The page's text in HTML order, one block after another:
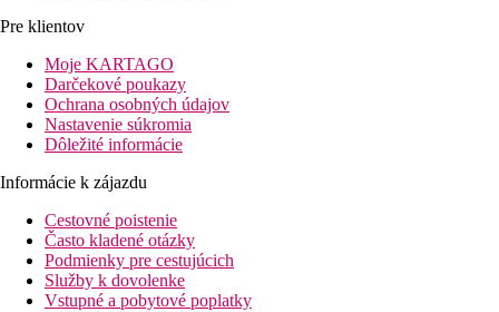
Pre klientov
Moje KARTAGO
Darčekové poukazy
Ochrana osobných údajov
Nastavenie súkromia
Dôležité informácie
Informácie k zájazdu
Cestovné poistenie
Často kladené otázky
Podmienky pre cestujúcich
Služby k dovolenke
Vstupné a pobytové poplatky